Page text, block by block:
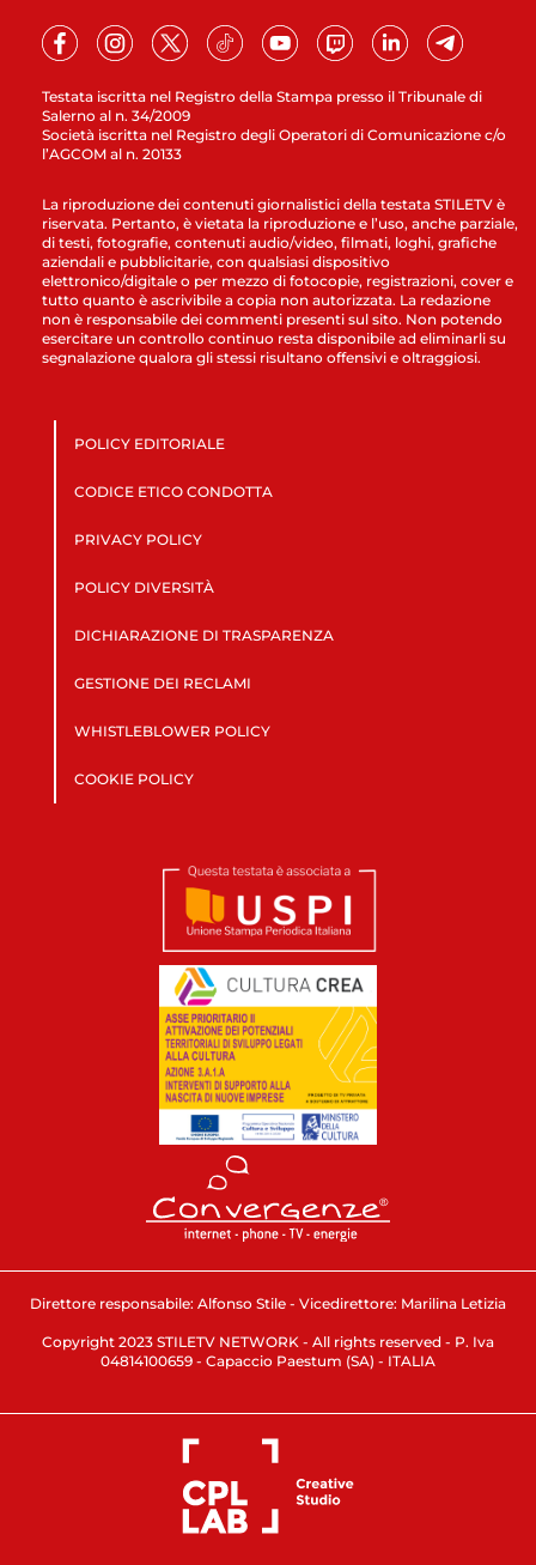
Testata iscritta nel Registro della Stampa presso il Tribunale di
Salerno al n. 34/2009
Società iscritta nel Registro degli Operatori di Comunicazione c/o
l’AGCOM al n. 20133
La riproduzione dei contenuti giornalistici della testata STILETV è
riservata. Pertanto, è vietata la riproduzione e l’uso, anche parziale,
di testi, fotografie, contenuti audio/video, filmati, loghi, grafiche
aziendali e pubblicitarie, con qualsiasi dispositivo
elettronico/digitale o per mezzo di fotocopie, registrazioni, cover e
tutto quanto è ascrivibile a copia non autorizzata. La redazione
non è responsabile dei commenti presenti sul sito. Non potendo
esercitare un controllo continuo resta disponibile ad eliminarli su
segnalazione qualora gli stessi risultano offensivi e oltraggiosi.
POLICY EDITORIALE
CODICE ETICO CONDOTTA
PRIVACY POLICY
POLICY DIVERSITÀ
DICHIARAZIONE DI TRASPARENZA
GESTIONE DEI RECLAMI
WHISTLEBLOWER POLICY
COOKIE POLICY
Direttore responsabile: Alfonso Stile - Vicedirettore: Marilina Letizia
Copyright 2023 STILETV NETWORK - All rights reserved - P. Iva
04814100659 - Capaccio Paestum (SA) - ITALIA